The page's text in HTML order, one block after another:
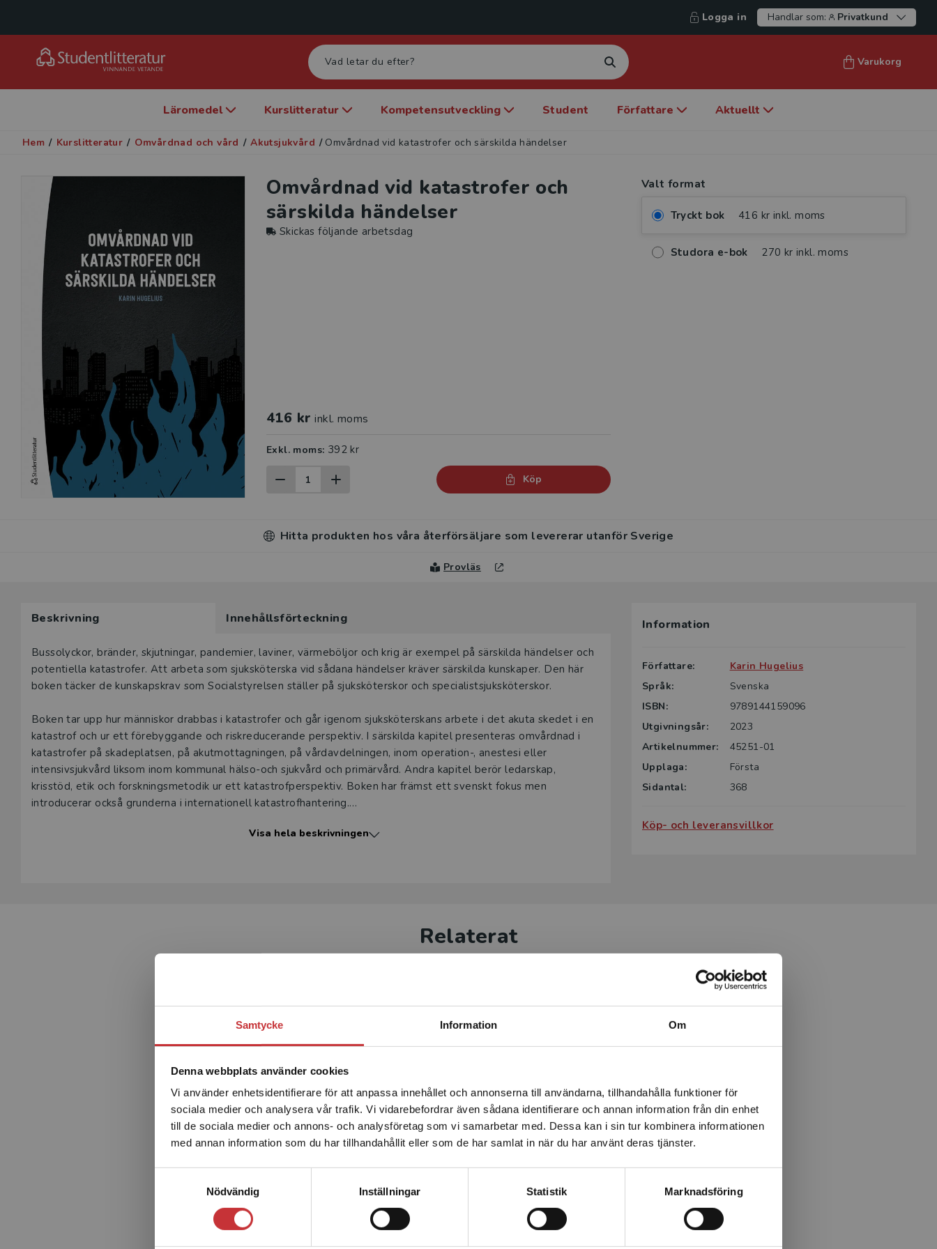
Samtycke Information Om
Denna webbplats använder cookies
Vi använder enhetsidentifierare för att anpassa innehållet och annonserna till användarna, tillhandahålla funktioner för
sociala medier och analysera vår trafik. Vi vidarebefordrar även sådana identifierare och annan information från din enhet
till de sociala medier och annons- och analysföretag som vi samarbetar med. Dessa kan i sin tur kombinera informationen
med annan information som du har tillhandahållit eller som de har samlat in när du har använt deras tjänster.
Nödvändig
Inställningar Statistik Marknadsföring
Begränsad fraktregion
Det verkar som att du besöker studentlitteratur.se via en
enhet utanför Sverige. Vi erbjuder inte leveranser utanför
Sverige. För att kunna slutföra ett köp måste
leveransadressen vara i Sverige.Läs mer
Logga in Handlar som: Privatkund
Varukorg
Läromedel Kurslitteratur Kompetensutveckling Student Författare Aktuellt
Hem / Kurslitteratur / Omvårdnad och vård / Akutsjukvård / Omvårdnad vid katastrofer och särskilda händelser
Omvårdnad vid katastrofer och
särskilda händelser
Skickas följande arbetsdag
416 kr inkl. moms
Exkl. moms: 392 kr
Köp
Valt format
Tryckt bok 416 kr inkl. moms
Studora e-bok 270 kr inkl. moms
Hitta produkten hos våra återförsäljare som levererar utanför Sverige
Provläs
Beskrivning Innehållsförteckning
Beskrivning
Bussolyckor, bränder, skjutningar, pandemier, laviner, värmeböljor och krig är exempel på särskilda händelser och
potentiella katastrofer. Att arbeta som sjuksköterska vid sådana händelser kräver särskilda kunskaper. Den här
boken täcker de kunskapskrav som Socialstyrelsen ställer på sjuksköterskor och specialistsjuksköterskor.
Boken tar upp hur människor drabbas i katastrofer och går igenom sjuksköterskans arbete i det akuta skedet i en
katastrof och ur ett förebyggande och riskreducerande perspektiv. I särskilda kapitel presenteras omvårdnad i
katastrofer på skadeplatsen, på akutmottagningen, på vårdavdelningen, inom operation-, anestesi eller
intensivsjukvård liksom inom kommunal hälso-och sjukvård och primärvård. Andra kapitel berör ledarskap,
krisstöd, etik och forskningsmetodik ur ett katastrofperspektiv. Boken har främst ett svenskt fokus men
introducerar också grunderna i internationell katastrofhantering.
Omvårdnad vid katastrofer och särskilda händelser vänder sig till studenter på sjuksköterskeprogrammet,
Visa hela beskrivningen
Information
Författare:
Karin Hugelius
Språk:
Svenska
ISBN:
9789144159096
Utgivningsår:
2023
Artikelnummer:
45251-01
Upplaga:
Första
Sidantal:
368
Köp- och leveransvillkor
Relaterat
Akut bedömning och initial
behandling
Ekwall, A -Flint, C (red.)
416 krinkl. moms
Exkl. moms: 392 kr